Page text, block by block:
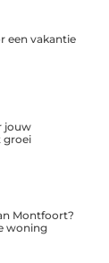
een vakantie
jouw
groei
Montfoort?
woning